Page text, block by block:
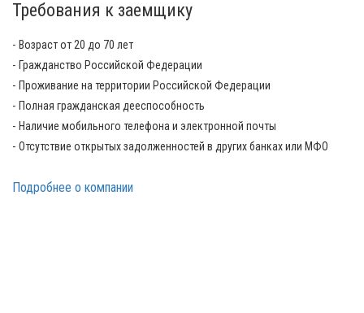
Требования к заемщику
Возраст от 20 до 70 лет
Гражданство Российской Федерации
Проживание на территории Российской Федерации
Полная гражданская дееспособность
Наличие мобильного телефона и электронной почты
Отсутствие открытых задолженностей в других банках или МФО
Подробнее о компании